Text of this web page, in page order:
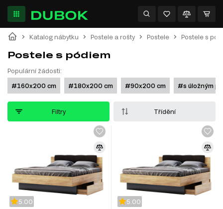
Katalog nábytku Postele a rošty Postele Postele s
Postele s pódiem
Populární žádosti:
#160x200 cm #180x200 cm #90x200 cm #s úložným
Filtry Třídění
5.00 5.00